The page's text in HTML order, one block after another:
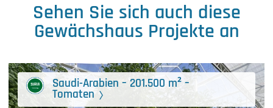
Sehen Sie sich auch diese
Gewächshaus Projekte an
Saudi-Arabien – 201.500 m² –
Tomaten